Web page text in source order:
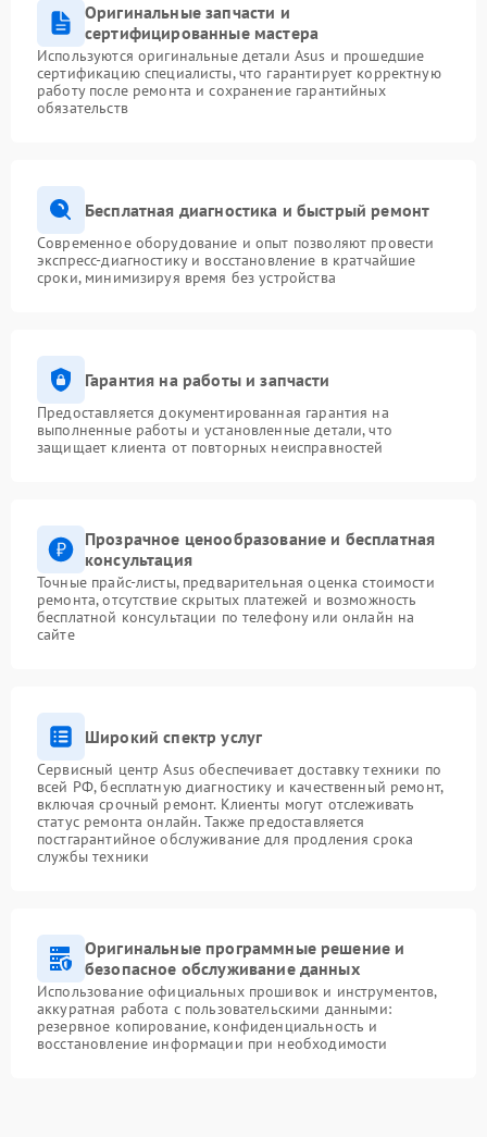
Оригинальные запчасти и
сертифицированные мастера
Используются оригинальные детали Asus и прошедшие
сертификацию специалисты, что гарантирует корректную
работу после ремонта и сохранение гарантийных
обязательств
Бесплатная диагностика и быстрый ремонт
Современное оборудование и опыт позволяют провести
экспресс-диагностику и восстановление в кратчайшие
сроки, минимизируя время без устройства
Гарантия на работы и запчасти
Предоставляется документированная гарантия на
выполненные работы и установленные детали, что
защищает клиента от повторных неисправностей
Прозрачное ценообразование и бесплатная
консультация
Точные прайс-листы, предварительная оценка стоимости
ремонта, отсутствие скрытых платежей и возможность
бесплатной консультации по телефону или онлайн на
сайте
Широкий спектр услуг
Сервисный центр Asus обеспечивает доставку техники по
всей РФ, бесплатную диагностику и качественный ремонт,
включая срочный ремонт. Клиенты могут отслеживать
статус ремонта онлайн. Также предоставляется
постгарантийное обслуживание для продления срока
службы техники
Оригинальные программные решение и
безопасное обслуживание данных
Использование официальных прошивок и инструментов,
аккуратная работа с пользовательскими данными:
резервное копирование, конфиденциальность и
восстановление информации при необходимости